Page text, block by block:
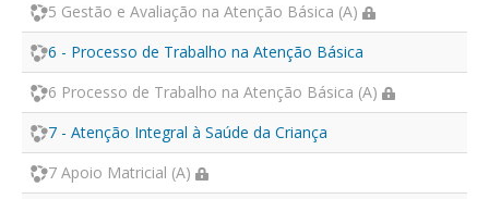
5 Gestão e Avaliação na Atenção Básica (A)
6 - Processo de Trabalho na Atenção Básica
6 Processo de Trabalho na Atenção Básica (A)
7 - Atenção Integral à Saúde da Criança
7 Apoio Matricial (A)